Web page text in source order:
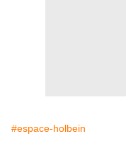
#espace-holbein